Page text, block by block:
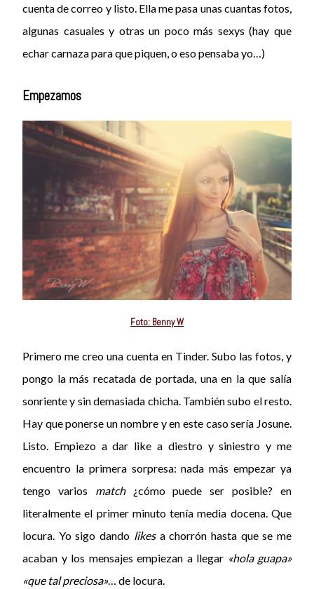
cuenta de correo y listo. Ella me pasa unas cuantas fotos,
algunas casuales y otras un poco más sexys (hay que
echar carnaza para que piquen, o eso pensaba yo…)
Empezamos
Foto: Benny W
Primero me creo una cuenta en Tinder. Subo las fotos, y
pongo la más recatada de portada, una en la que salía
sonriente y sin demasiada chicha. También subo el resto.
Hay que ponerse un nombre y en este caso sería Josune.
Listo. Empiezo a dar like a diestro y siniestro y me
encuentro la primera sorpresa: nada más empezar ya
tengo varios match¿cómo puede ser posible? en
literalmente el primer minuto tenía media docena. Que
locura. Yo sigo dando likesa chorrón hasta que se me
acaban y los mensajes empiezan a llegar «hola guapa»
«que tal preciosa»… de locura.